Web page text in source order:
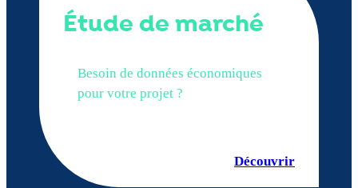
Étude de marché
Besoin de données économiques
pour votre projet ?
Découvrir